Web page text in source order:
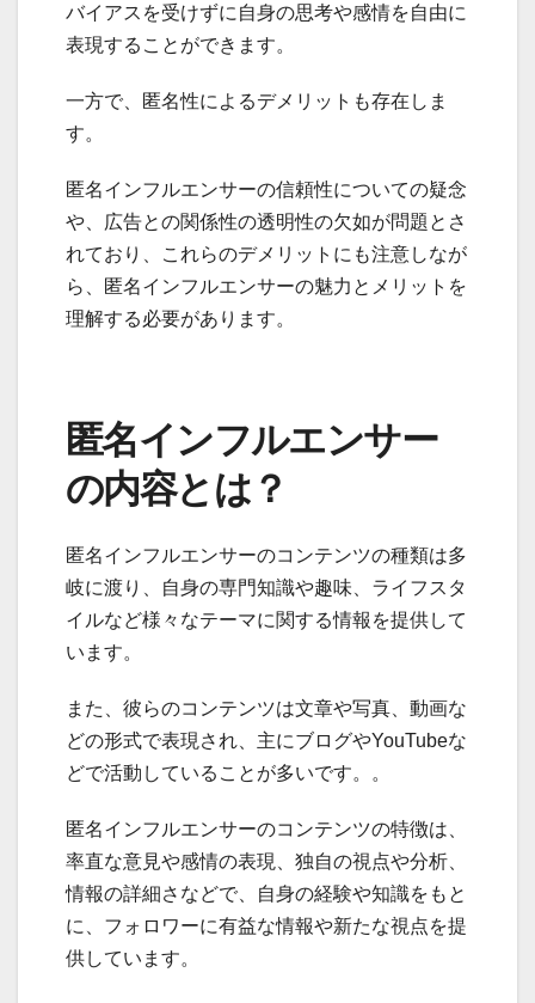
バイアスを受けずに自身の思考や感情を自由に
表現することができます。
一方で、匿名性によるデメリットも存在しま
す。
匿名インフルエンサーの信頼性についての疑念
や、広告との関係性の透明性の欠如が問題とさ
れており、これらのデメリットにも注意しなが
ら、匿名インフルエンサーの魅力とメリットを
理解する必要があります。
匿名インフルエンサー
の内容とは？
匿名インフルエンサーのコンテンツの種類は多
岐に渡り、自身の専門知識や趣味、ライフスタ
イルなど様々なテーマに関する情報を提供して
います。
また、彼らのコンテンツは文章や写真、動画な
どの形式で表現され、主にブログやYouTubeな
どで活動していることが多いです。。
匿名インフルエンサーのコンテンツの特徴は、
率直な意見や感情の表現、独自の視点や分析、
情報の詳細さなどで、自身の経験や知識をもと
に、フォロワーに有益な情報や新たな視点を提
供しています。